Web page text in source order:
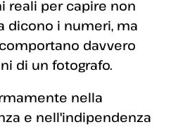
reali per capire non
dicono i numeri, ma
davvero
di un fotografo.
nella
e nell'indipendenza